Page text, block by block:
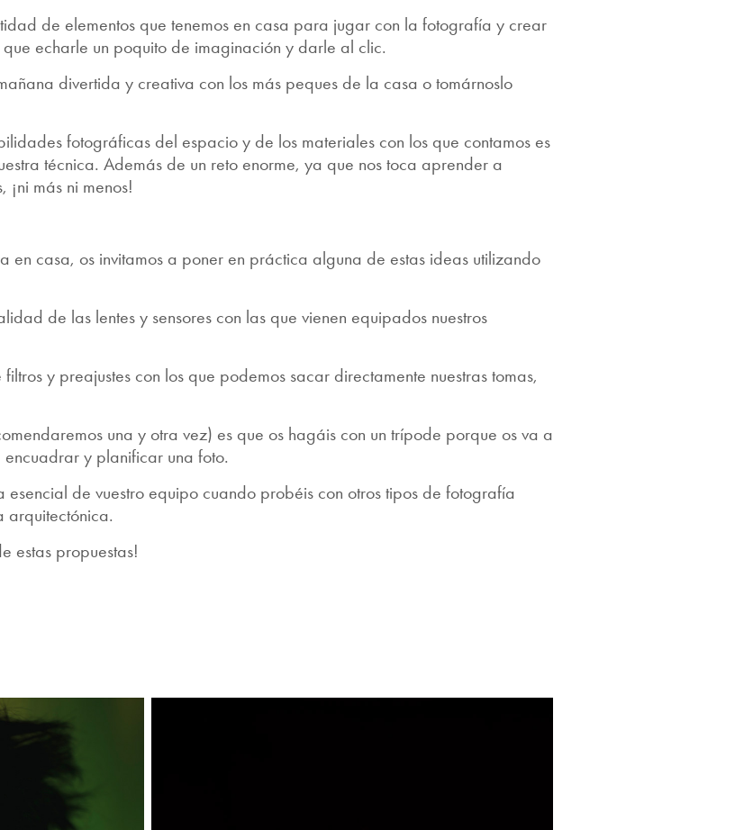
de elementos que tenemos en casa para jugar con la fotografía y crear
echarle un poquito de imaginación y darle al clic.
divertida y creativa con los más peques de la casa o tomárnoslo
fotográficas del espacio y de los materiales con los que contamos es
técnica. Además de un reto enorme, ya que nos toca aprender a
¡ni más ni menos!
en casa, os invitamos a poner en práctica alguna de estas ideas utilizando
de las lentes y sensores con las que vienen equipados nuestros
y preajustes con los que podemos sacar directamente nuestras tomas,
una y otra vez) es que os hagáis con un trípode porque os va a
y planificar una foto.
de vuestro equipo cuando probéis con otros tipos de fotografía
arquitectónica.
estas propuestas!